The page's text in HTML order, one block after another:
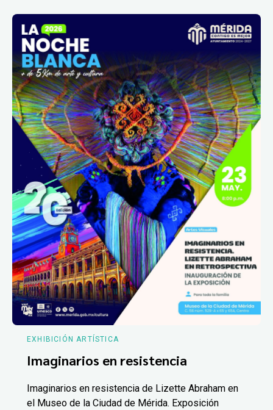
EXHIBICIÓN ARTÍSTICA
Imaginarios en resistencia
Imaginarios en resistencia de Lizette Abraham en
el Museo de la Ciudad de Mérida. Exposición